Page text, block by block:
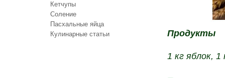
Кетчупы
Соление
Пасхальные яйца
Кулинарные статьи
Продукты
1 кг яблок, 1